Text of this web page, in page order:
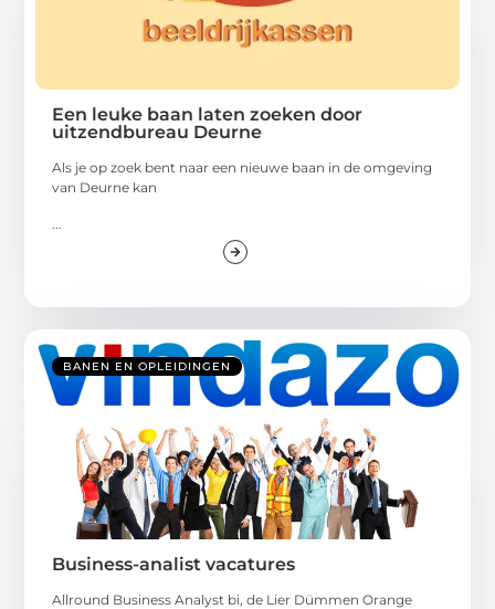
Een leuke baan laten zoeken door
uitzendbureau Deurne
Als je op zoek bent naar een nieuwe baan in de omgeving
van Deurne kan
BANEN EN OPLEIDINGEN
Business-analist vacatures
Allround Business Analyst bi, de Lier Dümmen Orange